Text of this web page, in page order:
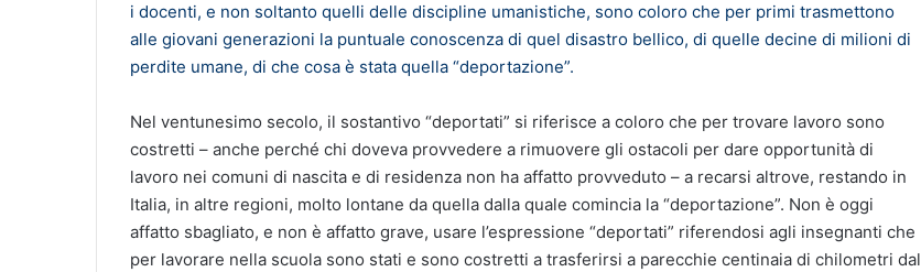
i docenti, e non soltanto quelli delle discipline umanistiche, sono coloro che per primi trasmettono
alle giovani generazioni la puntuale conoscenza di quel disastro bellico, di quelle decine di milioni di
perdite umane, di che cosa è stata quella “deportazione”.
Nel ventunesimo secolo, il sostantivo “deportati” si riferisce a coloro che per trovare lavoro sono
costretti – anche perché chi doveva provvedere a rimuovere gli ostacoli per dare opportunità di
lavoro nei comuni di nascita e di residenza non ha affatto provveduto – a recarsi altrove, restando in
Italia, in altre regioni, molto lontane da quella dalla quale comincia la “deportazione”. Non è oggi
affatto sbagliato, e non è affatto grave, usare l’espressione “deportati” riferendosi agli insegnanti che
per lavorare nella scuola sono stati e sono costretti a trasferirsi a parecchie centinaia di chilometri dal